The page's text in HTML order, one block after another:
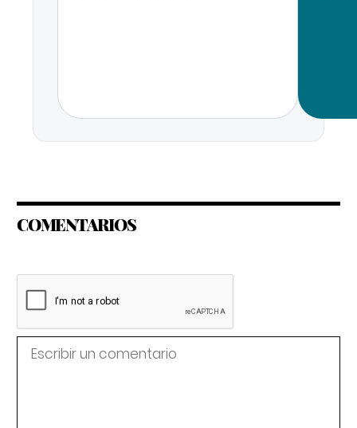
COMENTARIOS